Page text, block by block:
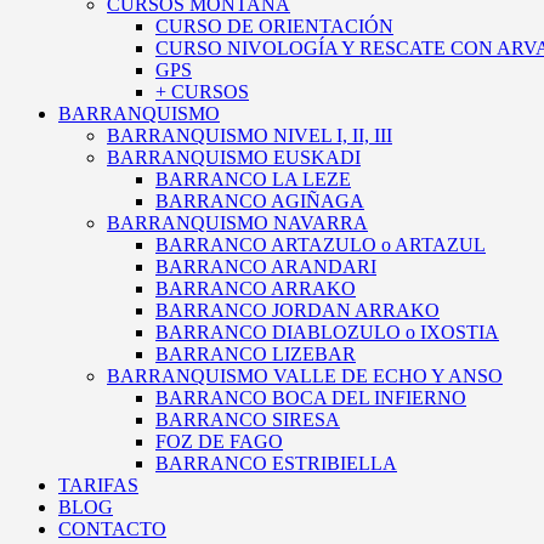
CURSOS MONTAÑA
CURSO DE ORIENTACIÓN
CURSO NIVOLOGÍA Y RESCATE CON
GPS
+ CURSOS
BARRANQUISMO
BARRANQUISMO NIVEL I, II, III
BARRANQUISMO EUSKADI
BARRANCO LA LEZE
BARRANCO AGIÑAGA
BARRANQUISMO NAVARRA
BARRANCO ARTAZULO o ARTAZUL
BARRANCO ARANDARI
BARRANCO ARRAKO
BARRANCO JORDAN ARRAKO
BARRANCO DIABLOZULO o IXOSTIA
BARRANCO LIZEBAR
BARRANQUISMO VALLE DE ECHO Y ANSO
BARRANCO BOCA DEL INFIERNO
BARRANCO SIRESA
FOZ DE FAGO
BARRANCO ESTRIBIELLA
TARIFAS
BLOG
CONTACTO